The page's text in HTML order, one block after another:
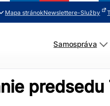
Mapa stránokNewslettere-Služby
Samospráva
predsedu